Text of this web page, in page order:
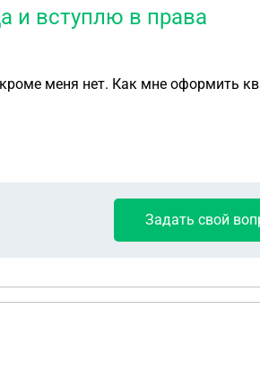
и вступлю в права
меня нет. Как мне оформить
Задать свой